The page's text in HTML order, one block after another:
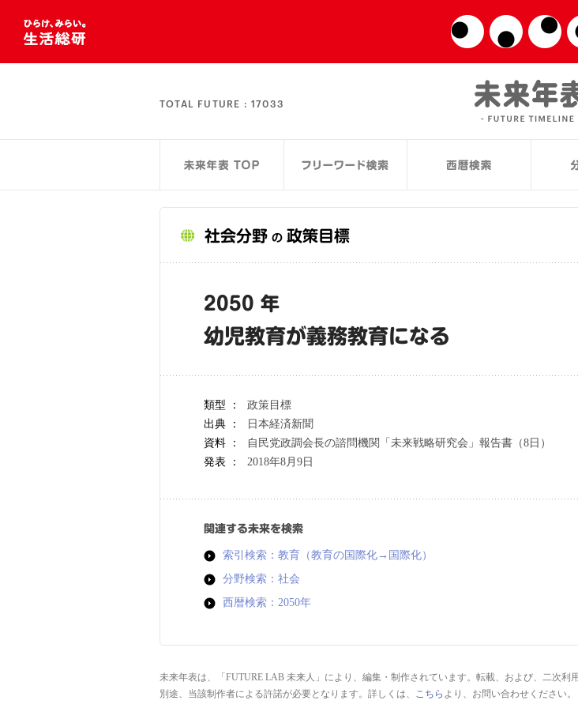
TOTAL FUTURE : 17033
社会分野 の 政策目標
2050 年
幼児教育が義務教育になる
類型 ：
政策目標
出典 ：
日本経済新聞
資料 ：
自民党政調会長の諮問機関「未来戦略研究会」報告書（8日）
発表 ：
2018年8月9日
関連する未来を検索
索引検索：教育（教育の国際化→国際化）
分野検索：社会
西暦検索：2050年
未来年表は、「FUTURE LAB 未来人」により、編集・制作されています。転載、および、二次利
別途、当該制作者による許諾が必要となります。詳しくは、 こちら より、お問い合わせください。